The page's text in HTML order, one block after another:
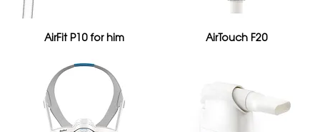
AirFit P10 for him AirTouch F20